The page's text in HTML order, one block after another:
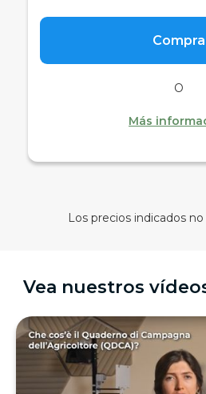
Compra
O
Más
Los precios indicados
Vea nuestros